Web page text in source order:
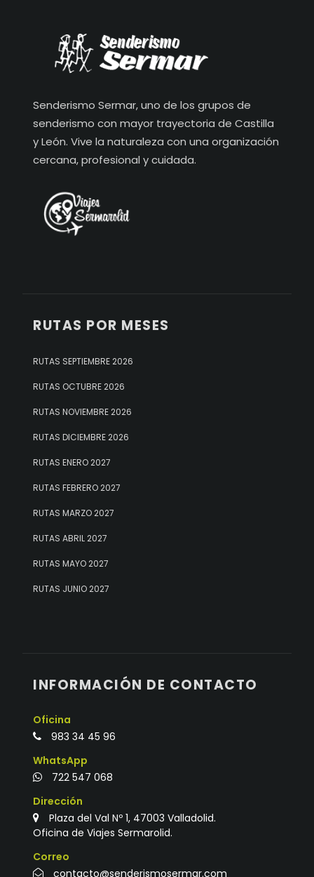
Senderismo Sermar, uno de los grupos de
senderismo con mayor trayectoria de Castilla
y León. Vive la naturaleza con una organización
cercana, profesional y cuidada.
RUTAS POR MESES
RUTAS SEPTIEMBRE 2026
RUTAS OCTUBRE 2026
RUTAS NOVIEMBRE 2026
RUTAS DICIEMBRE 2026
RUTAS ENERO 2027
RUTAS FEBRERO 2027
RUTAS MARZO 2027
RUTAS ABRIL 2027
RUTAS MAYO 2027
RUTAS JUNIO 2027
INFORMACIÓN DE CONTACTO
Oficina
983 34 45 96
WhatsApp
722 547 068
Dirección
Plaza del Val Nº 1, 47003 Valladolid.
Oficina de Viajes Sermarolid.
Correo
contacto@senderismosermar.com